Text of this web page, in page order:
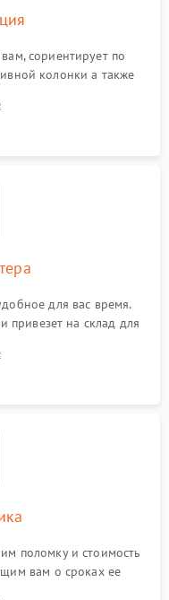
сориентирует по
колонки а также
для вас время.
привезет на склад для
поломку и стоимость
вам о сроках ее